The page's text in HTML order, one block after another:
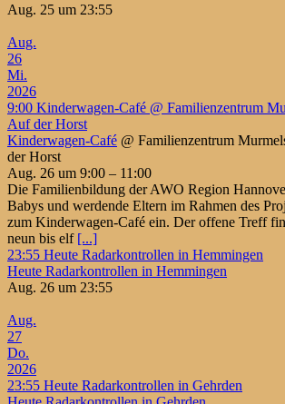
Aug. 25 um 23:55
Aug.
26
Mi.
2026
9:00 Kinderwagen-Café @ Familienzentrum
Auf der Horst
Kinderwagen-Café @ Familienzentrum
der Horst
Aug. 26 um 9:00 – 11:00
Die Familienbildung der AWO Region
Babys und werdende Eltern im Rahmen des
zum Kinderwagen-Café ein. Der offene Treff
neun bis elf [...]
23:55 Heute Radarkontrollen in Hemmingen
Heute Radarkontrollen in Hemmingen
Aug. 26 um 23:55
Aug.
27
Do.
2026
23:55 Heute Radarkontrollen in Gehrden